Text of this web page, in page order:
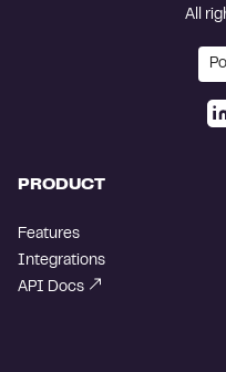
All
PRODUCT
Features
Integrations
API Docs